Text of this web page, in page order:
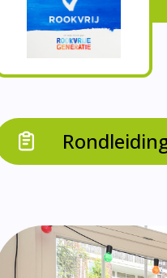
aanbod
ondernemen met
we samen.